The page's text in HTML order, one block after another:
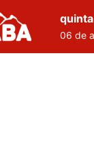
06 de